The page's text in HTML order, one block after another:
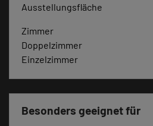
Ausstellungsfläche
Zimmer
Doppelzimmer
Einzelzimmer
Besonders geeignet für